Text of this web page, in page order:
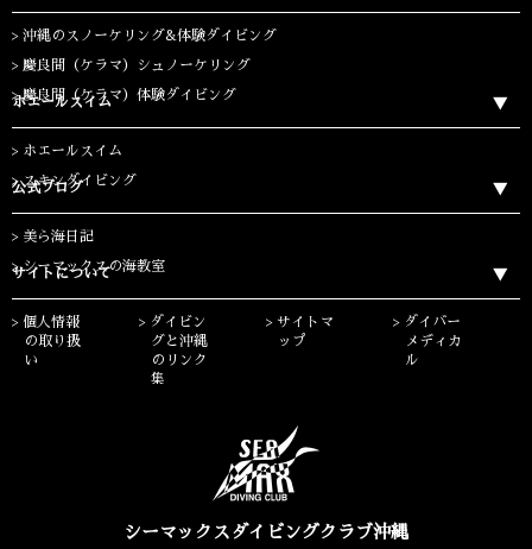
沖縄のスノーケリング&体験ダイビング
慶良間（ケラマ）シュノーケリング
慶良間（ケラマ）体験ダイビング
ホエールスイム
ホエールスイム
スキンダイビング
公式ブログ
美ら海日記
シーマックスの海教室
サイトについて
個人情報
の取り扱
い
ダイビン
グと沖縄
のリンク
集
サイトマ
ップ
ダイバー
メディカ
ル
シーマックスダイビングクラブ沖縄